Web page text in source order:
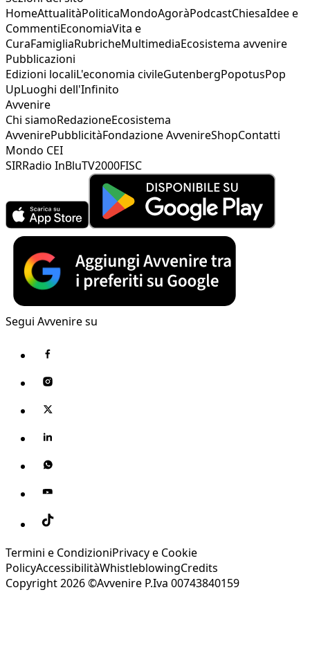
HomeAttualitàPoliticaMondoAgoràPodcastChiesaIdee e
CommentiEconomiaVita e
CuraFamigliaRubricheMultimediaEcosistema avvenire
Pubblicazioni
Edizioni localiL'economia civileGutenbergPopotusPop
UpLuoghi dell'Infinito
Avvenire
Chi siamoRedazioneEcosistema
AvvenirePubblicitàFondazione AvvenireShopContatti
Mondo CEI
SIRRadio InBluTV2000FISC
Segui Avvenire su
Termini e CondizioniPrivacy e Cookie
PolicyAccessibilitàWhistleblowingCredits
Copyright 2026 ©Avvenire P.Iva 00743840159